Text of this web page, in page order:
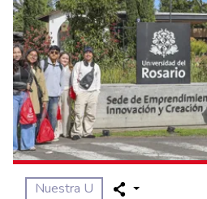
Nuestra U